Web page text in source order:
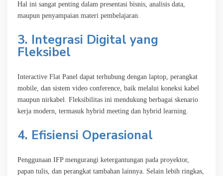
Hal ini sangat penting dalam presentasi bisnis, analisis data,
maupun penyampaian materi pembelajaran.
3. Integrasi Digital yang
Fleksibel
Interactive Flat Panel dapat terhubung dengan laptop, perangkat
mobile, dan sistem video conference, baik melalui koneksi kabel
maupun nirkabel. Fleksibilitas ini mendukung berbagai skenario
kerja modern, termasuk hybrid meeting dan hybrid learning.
4. Efisiensi Operasional
Penggunaan IFP mengurangi ketergantungan pada proyektor,
papan tulis, dan perangkat tambahan lainnya. Selain lebih ringkas,